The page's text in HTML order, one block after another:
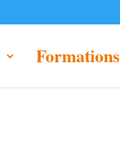
Formations